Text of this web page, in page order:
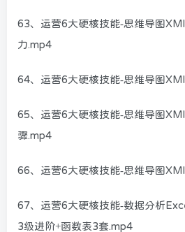
63、运营6大硬核技能-思维导图
力.mp4
64、运营6大硬核技能-思维导图
65、运营6大硬核技能-思维导图
骤.mp4
66、运营6大硬核技能-思维导图
67、运营6大硬核技能-数据分析
3级进阶+函数表3套.mp4